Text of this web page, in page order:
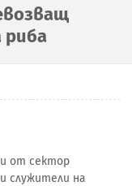
риба
от сектор
служители на